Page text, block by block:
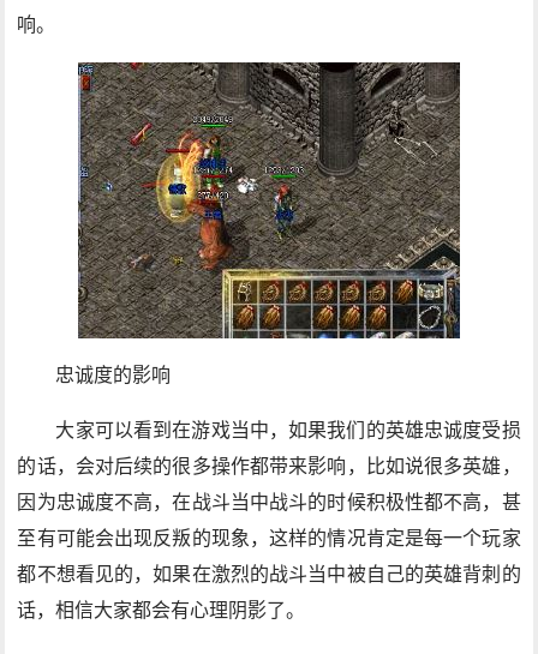
响。
忠诚度的影响
大家可以看到在游戏当中，如果我们的英雄忠诚度受损
的话，会对后续的很多操作都带来影响，比如说很多英雄，
因为忠诚度不高，在战斗当中战斗的时候积极性都不高，甚
至有可能会出现反叛的现象，这样的情况肯定是每一个玩家
都不想看见的，如果在激烈的战斗当中被自己的英雄背刺的
话，相信大家都会有心理阴影了。